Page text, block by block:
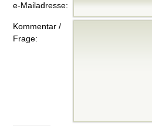
e-Mailadresse:
Kommentar /
Frage: